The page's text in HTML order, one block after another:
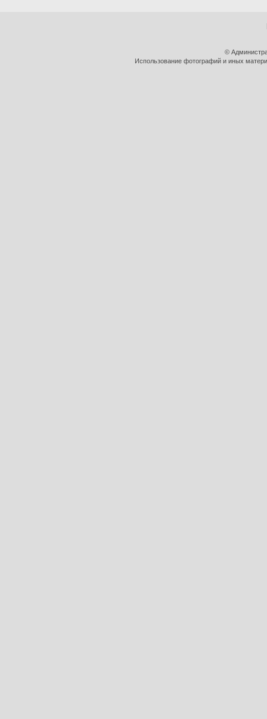
©
Использование фотографий и иных